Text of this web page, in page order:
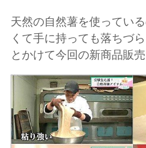
天然の自然薯を使ってい
くて手に持っても落ちづ
とかけて今回の新商品販売